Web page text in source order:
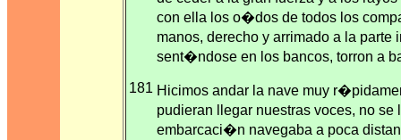
con ella los o�dos de todos los
manos, derecho y arrimado a la
sent�ndose en los bancos, torron a
181 Hicimos andar la nave muy
pudieran llegar nuestras voces, no
embarcaci�n navegaba a poca